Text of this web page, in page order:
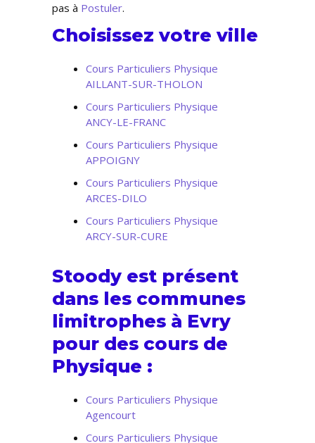
pas à Postuler.
Choisissez votre ville
Cours Particuliers Physique
AILLANT-SUR-THOLON
Cours Particuliers Physique
ANCY-LE-FRANC
Cours Particuliers Physique
APPOIGNY
Cours Particuliers Physique
ARCES-DILO
Cours Particuliers Physique
ARCY-SUR-CURE
Stoody est présent
dans les communes
limitrophes à Evry
pour des cours de
Physique :
Cours Particuliers Physique
Agencourt
Cours Particuliers Physique